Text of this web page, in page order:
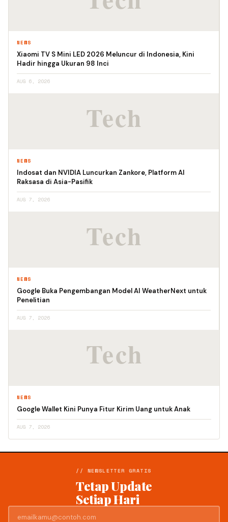
NEWS
Xiaomi TV S Mini LED 2026 Meluncur di Indonesia, Kini
Hadir hingga Ukuran 98 Inci
AUG 6, 2026
NEWS
Indosat dan NVIDIA Luncurkan Zankore, Platform AI
Raksasa di Asia-Pasifik
AUG 7, 2026
NEWS
Google Buka Pengembangan Model AI WeatherNext untuk
Penelitian
AUG 7, 2026
NEWS
Google Wallet Kini Punya Fitur Kirim Uang untuk Anak
AUG 7, 2026
// NEWSLETTER GRATIS
Tetap Update
Setiap Hari